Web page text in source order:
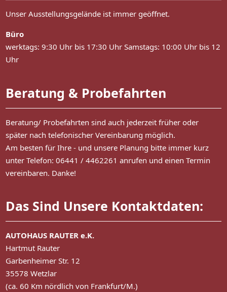
Unser Ausstellungsgelände ist immer geöffnet.
Büro
werktags: 9:30 Uhr bis 17:30 Uhr Samstags: 10:00 Uhr bis 12
Uhr
Beratung & Probefahrten
Beratung/ Probefahrten sind auch jederzeit früher oder
später nach telefonischer Vereinbarung möglich.
Am besten für Ihre - und unsere Planung bitte immer kurz
unter Telefon: 06441 / 4462261 anrufen und einen Termin
vereinbaren. Danke!
Das Sind Unsere Kontaktdaten:
AUTOHAUS RAUTER e.K.
Hartmut Rauter
Garbenheimer Str. 12
35578 Wetzlar
(ca. 60 Km nördlich von Frankfurt/M.)